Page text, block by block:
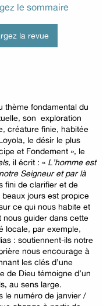
thème fondamental du
son exploration
créature finie, habitée
le désir le plus
et Fondement », le
, il écrit : « L’homme est
Seigneur et par là
fini de clarifier et de
jours est propice
ce qui nous habite et
nous guider dans cette
locale, par exemple,
: soutiennent-ils notre
nous encourage à
les clés d’une
de Dieu témoigne d’un
au sens large.
le numéro de janvier /
le sommaire
la revue